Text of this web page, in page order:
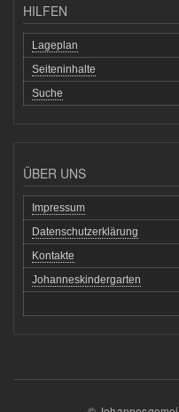
HILFEN
Lageplan
Seiteninhalte
Suche
ÜBER UNS
Impressum
Datenschutzerklärung
Kontakte
Johanneskindergarten